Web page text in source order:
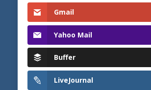
Gmail
Yahoo Mail
Buffer
LiveJournal